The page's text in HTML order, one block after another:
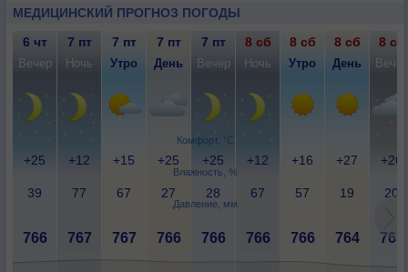
МЕДИЦИНСКИЙ ПРОГНОЗ ПОГОДЫ
Комфорт, °C
Влажность, %
Давление, мм
6 чт 7 пт 7 пт 7 пт 7 пт 8 сб 8 сб 8 сб 8 сб
Вечер Ночь Утро День Вечер Ночь Утро День Вечер
+25 +12 +15 +25 +25 +12 +16 +27 +26
39 77 67 27 28 67 57 19 20
766 767 767 766 766 766 766 764 763